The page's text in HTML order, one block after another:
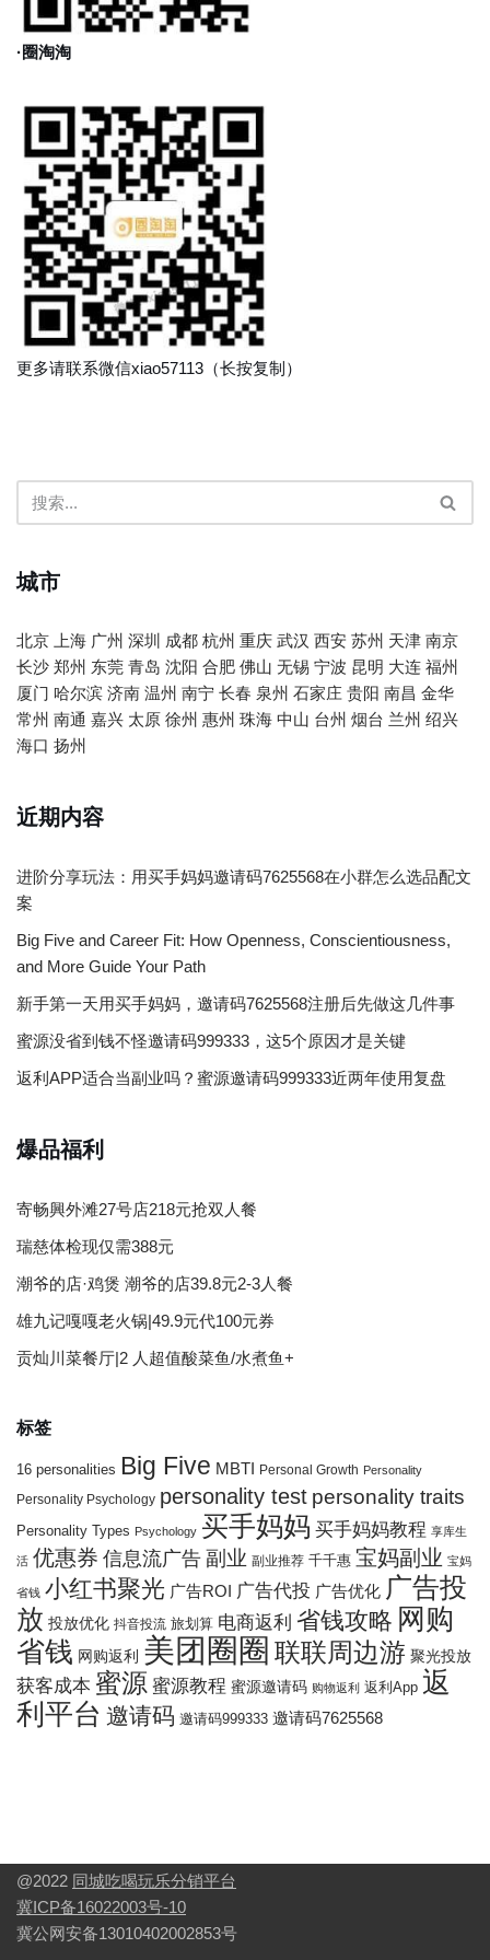
·圈淘淘
更多请联系微信xiao57113（长按复制）
城市
北京 上海 广州 深圳 成都 杭州 重庆 武汉 西安 苏州 天津 南京
长沙 郑州 东莞 青岛 沈阳 合肥 佛山 无锡 宁波 昆明 大连 福州
厦门 哈尔滨 济南 温州 南宁 长春 泉州 石家庄 贵阳 南昌 金华
常州 南通 嘉兴 太原 徐州 惠州 珠海 中山 台州 烟台 兰州 绍兴
海口 扬州
近期内容
进阶分享玩法：用买手妈妈邀请码7625568在小群怎么选品配文
案
Big Five and Career Fit: How Openness, Conscientiousness,
and More Guide Your Path
新手第一天用买手妈妈，邀请码7625568注册后先做这几件事
蜜源没省到钱不怪邀请码999333，这5个原因才是关键
返利APP适合当副业吗？蜜源邀请码999333近两年使用复盘
爆品福利
寄畅興外滩27号店218元抢双人餐
瑞慈体检现仅需388元
潮爷的店·鸡煲 潮爷的店39.8元2-3人餐
雄九记嘎嘎老火锅|49.9元代100元券
贡灿川菜餐厅|2 人超值酸菜鱼/水煮鱼+
标签
16 personalities Big Five MBTI Personal Growth Personality
Personality Psychology personality test personality traits
Personality Types Psychology 买手妈妈 买手妈妈教程 享库生
活 优惠券 信息流广告副业 副业推荐 千千惠 宝妈副业 宝妈
省钱 小红书聚光 广告ROI 广告代投 广告优化 广告投
放 投放优化 抖音投流 旅划算 电商返利 省钱攻略 网购
省钱 网购返利 美团圈圈 联联周边游 聚光投放
获客成本 蜜源 蜜源教程 蜜源邀请码 购物返利 返利App 返
利平台 邀请码 邀请码999333 邀请码7625568
@2022 同城吃喝玩乐分销平台
冀ICP备16022003号-10
冀公网安备13010402002853号